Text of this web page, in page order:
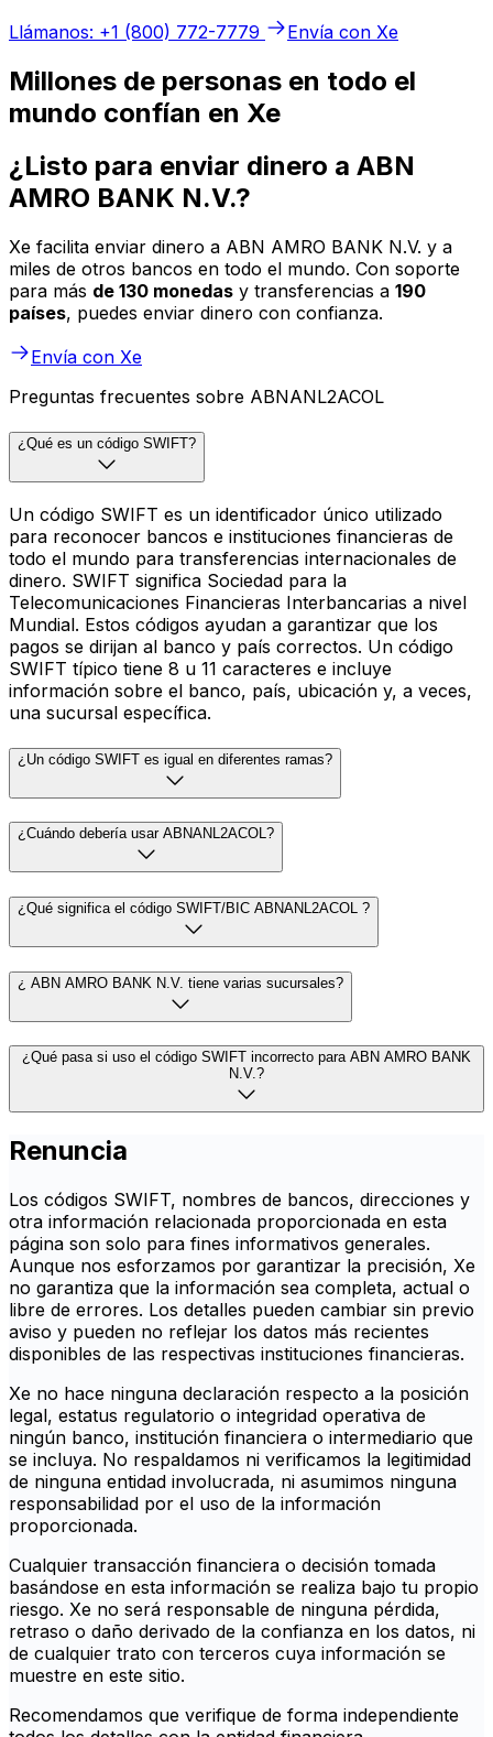
Llámanos: +1 (800) 772-7779
Envía con Xe
Millones de personas en todo el
mundo confían en Xe
¿Listo para enviar dinero a ABN
AMRO BANK N.V.?
Xe facilita enviar dinero a ABN AMRO BANK N.V. y a
miles de otros bancos en todo el mundo. Con soporte
para más de 130 monedas y transferencias a 190
países, puedes enviar dinero con confianza.
Envía con Xe
Preguntas frecuentes sobre ABNANL2ACOL
¿Qué es un código SWIFT?
Un código SWIFT es un identificador único utilizado
para reconocer bancos e instituciones financieras de
todo el mundo para transferencias internacionales de
dinero. SWIFT significa Sociedad para la
Telecomunicaciones Financieras Interbancarias a nivel
Mundial. Estos códigos ayudan a garantizar que los
pagos se dirijan al banco y país correctos. Un código
SWIFT típico tiene 8 u 11 caracteres e incluye
información sobre el banco, país, ubicación y, a veces,
una sucursal específica.
¿Un código SWIFT es igual en diferentes ramas?
¿Cuándo debería usar ABNANL2ACOL?
¿Qué significa el código SWIFT/BIC ABNANL2ACOL ?
¿ ABN AMRO BANK N.V. tiene varias sucursales?
¿Qué pasa si uso el código SWIFT incorrecto para ABN AMRO BANK
N.V.?
Renuncia
Los códigos SWIFT, nombres de bancos, direcciones y
otra información relacionada proporcionada en esta
página son solo para fines informativos generales.
Aunque nos esforzamos por garantizar la precisión, Xe
no garantiza que la información sea completa, actual o
libre de errores. Los detalles pueden cambiar sin previo
aviso y pueden no reflejar los datos más recientes
disponibles de las respectivas instituciones financieras.
Xe no hace ninguna declaración respecto a la posición
legal, estatus regulatorio o integridad operativa de
ningún banco, institución financiera o intermediario que
se incluya. No respaldamos ni verificamos la legitimidad
de ninguna entidad involucrada, ni asumimos ninguna
responsabilidad por el uso de la información
proporcionada.
Cualquier transacción financiera o decisión tomada
basándose en esta información se realiza bajo tu propio
riesgo. Xe no será responsable de ninguna pérdida,
retraso o daño derivado de la confianza en los datos, ni
de cualquier trato con terceros cuya información se
muestre en este sitio.
Recomendamos que verifique de forma independiente